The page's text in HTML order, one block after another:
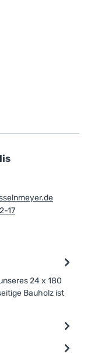
17
24 x 180
Bauholz ist